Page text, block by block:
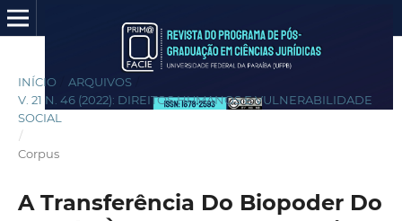
INÍCIO ARQUIVOS
V. 21 N. 46 (2022): DIREITOS HUMANOS E VULNERABILIDADE
SOCIAL
/
Corpus
A Transferência Do Biopoder Do